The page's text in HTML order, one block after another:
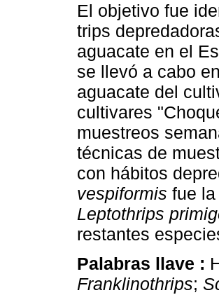
El objetivo fue
trips
aguacate en el
se llevó a cabo
aguacate del
cultivares
muestreos
técnicas de
con hábitos
vespiformis fue
Leptothrips
restantes
Palabras llave :
Franklinothrips;